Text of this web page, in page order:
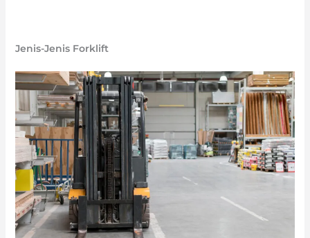
Jenis-Jenis Forklift